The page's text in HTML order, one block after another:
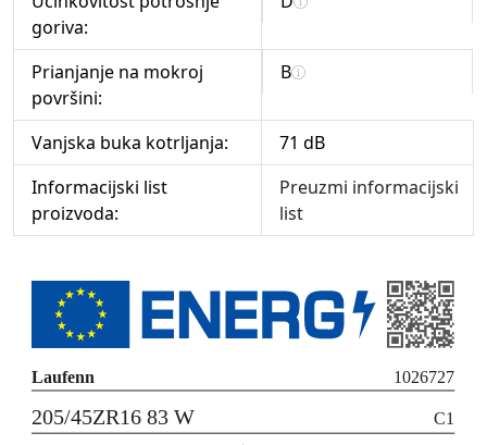
goriva:
Prianjanje na mokroj
površini:
B
Vanjska buka kotrljanja:
71 dB
Informacijski list
proizvoda:
Preuzmi informacijski
list